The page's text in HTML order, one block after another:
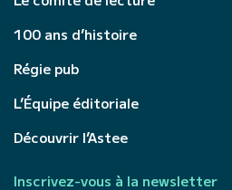
100 ans d’histoire
Régie pub
L’Équipe éditoriale
Découvrir l’Astee
Inscrivez-vous à la newsletter